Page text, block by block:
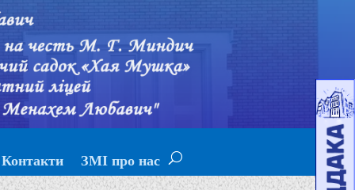
Контакти ЗМІ про нас